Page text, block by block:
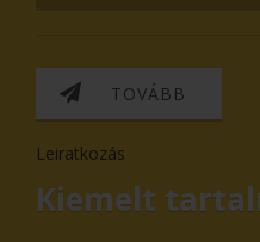
TOVÁBB
Leiratkozás
Kiemelt